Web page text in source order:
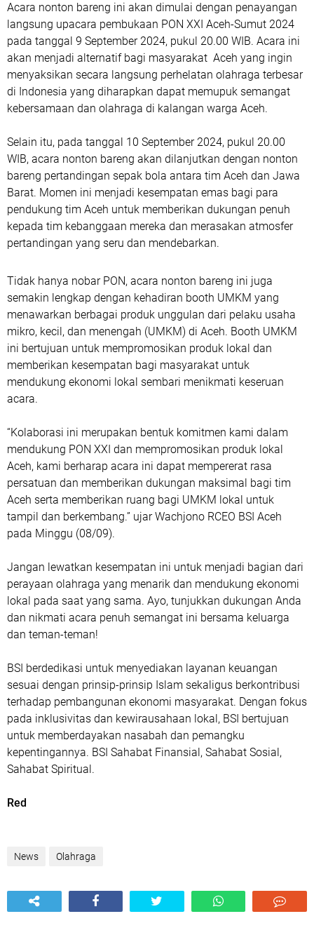
Acara nonton bareng ini akan dimulai dengan penayangan
langsung upacara pembukaan PON XXI Aceh-Sumut 2024
pada tanggal 9 September 2024, pukul 20.00 WIB. Acara ini
akan menjadi alternatif bagi masyarakat Aceh yang ingin
menyaksikan secara langsung perhelatan olahraga terbesar
di Indonesia yang diharapkan dapat memupuk semangat
kebersamaan dan olahraga di kalangan warga Aceh.
Selain itu, pada tanggal 10 September 2024, pukul 20.00
WIB, acara nonton bareng akan dilanjutkan dengan nonton
bareng pertandingan sepak bola antara tim Aceh dan Jawa
Barat. Momen ini menjadi kesempatan emas bagi para
pendukung tim Aceh untuk memberikan dukungan penuh
kepada tim kebanggaan mereka dan merasakan atmosfer
pertandingan yang seru dan mendebarkan.
Tidak hanya nobar PON, acara nonton bareng ini juga
semakin lengkap dengan kehadiran booth UMKM yang
menawarkan berbagai produk unggulan dari pelaku usaha
mikro, kecil, dan menengah (UMKM) di Aceh. Booth UMKM
ini bertujuan untuk mempromosikan produk lokal dan
memberikan kesempatan bagi masyarakat untuk
mendukung ekonomi lokal sembari menikmati keseruan
acara.
“Kolaborasi ini merupakan bentuk komitmen kami dalam
mendukung PON XXI dan mempromosikan produk lokal
Aceh, kami berharap acara ini dapat mempererat rasa
persatuan dan memberikan dukungan maksimal bagi tim
Aceh serta memberikan ruang bagi UMKM lokal untuk
tampil dan berkembang.” ujar Wachjono RCEO BSI Aceh
pada Minggu (08/09).
Jangan lewatkan kesempatan ini untuk menjadi bagian dari
perayaan olahraga yang menarik dan mendukung ekonomi
lokal pada saat yang sama. Ayo, tunjukkan dukungan Anda
dan nikmati acara penuh semangat ini bersama keluarga
dan teman-teman!
BSI berdedikasi untuk menyediakan layanan keuangan
sesuai dengan prinsip-prinsip Islam sekaligus berkontribusi
terhadap pembangunan ekonomi masyarakat. Dengan fokus
pada inklusivitas dan kewirausahaan lokal, BSI bertujuan
untuk memberdayakan nasabah dan pemangku
kepentingannya. BSI Sahabat Finansial, Sahabat Sosial,
Sahabat Spiritual.
Red
News Olahraga